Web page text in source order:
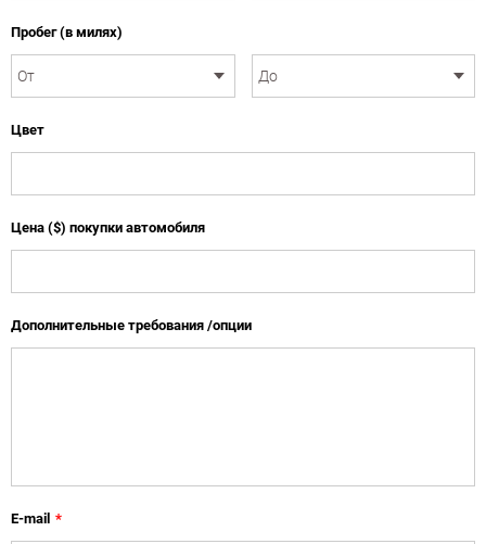
Пробег (в милях)
Цвет
Цена ($) покупки автомобиля
Дополнительные требования /опции
E-mail *